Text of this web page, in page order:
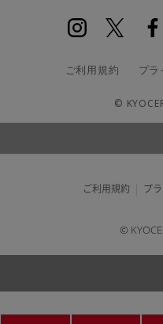
ご利用規約 プラ
©
ご利用規約 プ
©